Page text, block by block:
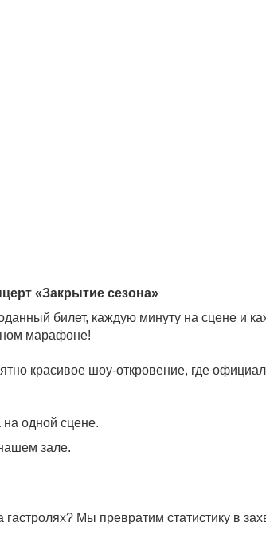
«Закрытие сезона»
билет, каждую минуту на сцене и
марафоне!
красивое шоу-откровение, где
одной сцене.
зале.
Мы превратим статистику в